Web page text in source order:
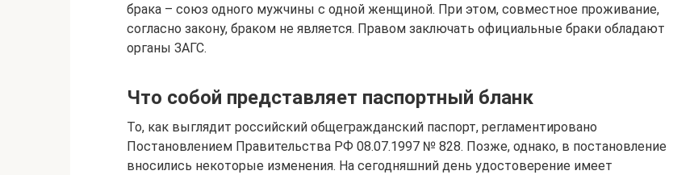
брака – союз одного мужчины с одной женщиной. При этом, совместное проживание,
согласно закону, браком не является. Правом заключать официальные браки обладают
органы ЗАГС.
Что собой представляет паспортный бланк
То, как выглядит российский общегражданский паспорт, регламентировано
Постановлением Правительства РФ 08.07.1997 № 828. Позже, однако, в постановление
вносились некоторые изменения. На сегодняшний день удостоверение имеет